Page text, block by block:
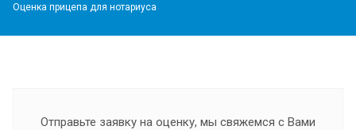
Оценка прицепа для нотариуса
Отправьте заявку на оценку, мы свяжемся с Вами